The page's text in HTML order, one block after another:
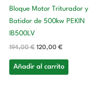
Bloque Motor Triturador y
Batidor de 500kw PEKIN
IB500LV
194,00€ 120,00 €
Añadir al carrito